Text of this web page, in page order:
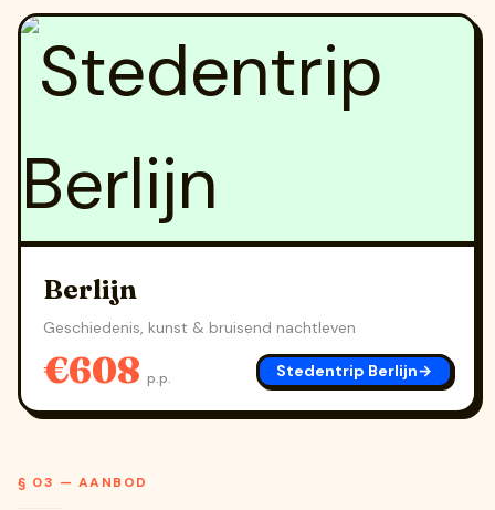
Berlijn
Geschiedenis, kunst & bruisend nachtleven
€608 p.p. Stedentrip Berlijn→
§ 03 — AANBOD